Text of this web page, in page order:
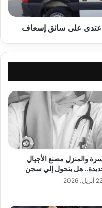
على سائق إسعاف
والمنزل مصنع الأجيال
هل يتحول إلي سجن
2026